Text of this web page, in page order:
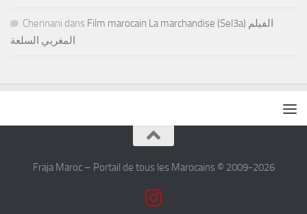
Chennani dans Film marocain La marchandise (Sel3a) الفيلم
المغربي السلعة
Fraja Maroc – Portail de tous les Marocains © 2009-2026